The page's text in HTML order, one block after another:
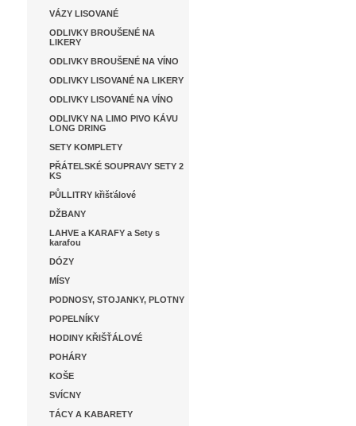
VÁZY LISOVANÉ
ODLIVKY BROUŠENÉ NA
LIKERY
ODLIVKY BROUŠENÉ NA VÍNO
ODLIVKY LISOVANÉ NA LIKERY
ODLIVKY LISOVANÉ NA VÍNO
ODLIVKY NA LIMO PIVO KÁVU
LONG DRING
SETY KOMPLETY
PŘÁTELSKÉ SOUPRAVY SETY 2
KS
PŮLLITRY křišťálové
DŽBANY
LAHVE a KARAFY a Sety s
karafou
DÓZY
MÍSY
PODNOSY, STOJANKY, PLOTNY
POPELNÍKY
HODINY KŘIŠŤÁLOVÉ
POHÁRY
KOŠE
SVÍCNY
TÁCY A KABARETY